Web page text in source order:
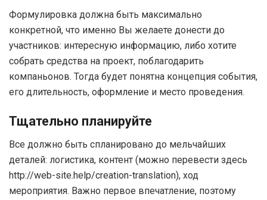
Формулировка должна быть максимально
конкретной, что именно Вы желаете донести до
участников: интересную информацию, либо хотите
собрать средства на проект, поблагодарить
компаньонов. Тогда будет понятна концепция события,
его длительность, оформление и место проведения.
Тщательно планируйте
Все должно быть спланировано до мельчайших
деталей: логистика, контент (можно перевести здесь
http://web-site.help/creation-translation), ход
мероприятия. Важно первое впечатление, поэтому